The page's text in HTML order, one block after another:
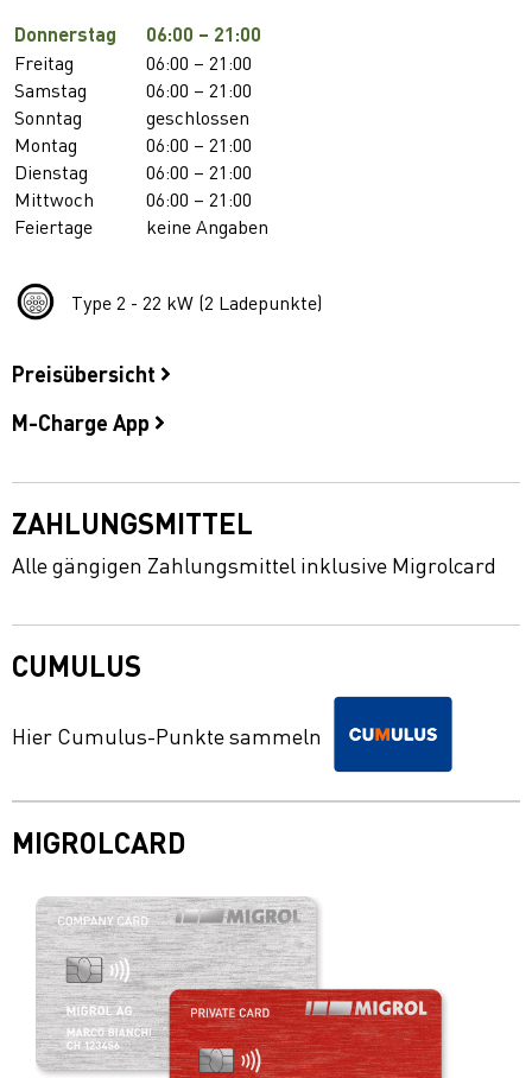
Donnerstag 06:00 – 21:00
Freitag
06:00 – 21:00
Samstag
06:00 – 21:00
Sonntag
geschlossen
Montag
06:00 – 21:00
Dienstag
06:00 – 21:00
Mittwoch
06:00 – 21:00
Feiertage
keine Angaben
Type 2 - 22 kW (2 Ladepunkte)
Preisübersicht
M-Charge App
ZAHLUNGSMITTEL
Alle gängigen Zahlungsmittel inklusive Migrolcard
CUMULUS
Hier Cumulus-Punkte sammeln
MIGROLCARD